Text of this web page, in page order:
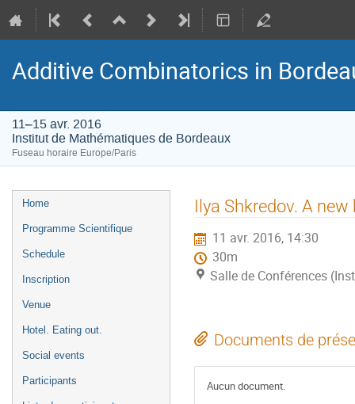
Additive Combinatorics in
11–15 avr. 2016
Institut de Mathématiques de Bordeaux
Fuseau horaire Europe/Paris
Menu
de
Home
Programme Scientifique
Schedule
Inscription
Venue
Hotel. Eating out.
Social events
Participants
Ilya Shkredov. A
11 avr. 2016, 14:30
30m
Salle de Conférences
Documents de
Aucun document.